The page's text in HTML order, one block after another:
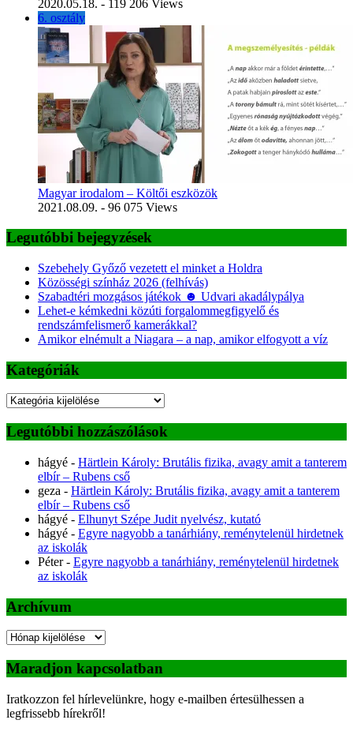
2020.05.18. - 119 206 Views
6. osztály
Magyar irodalom – Költői eszközök
2021.08.09. - 96 075 Views
Legutóbbi bejegyzések
Szebehely Győző vezetett el minket a Holdra
Közösségi színház 2026 (felhívás)
Szabadtéri mozgásos játékok ☻ Udvari akadálypálya
Lehet-e kémkedni közúti forgalommegfigyelő és
rendszámfelismerő kamerákkal?
Amikor elnémult a Niagara – a nap, amikor elfogyott a víz
Kategóriák
Kategóriák
Legutóbbi hozzászólások
hágyé - Härtlein Károly: Brutális fizika, avagy amit a tanterem
elbír – Rubens cső
geza - Härtlein Károly: Brutális fizika, avagy amit a tanterem
elbír – Rubens cső
hágyé - Elhunyt Szépe Judit nyelvész, kutató
hágyé - Egyre nagyobb a tanárhiány, reménytelenül hirdetnek
az iskolák
Péter- Egyre nagyobb a tanárhiány, reménytelenül hirdetnek
az iskolák
Archívum
Archívum
Maradjon kapcsolatban
Iratkozzon fel hírlevelünkre, hogy e-mailben értesülhessen a
legfrissebb hírekről!